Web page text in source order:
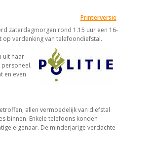
Printerversie
zaterdagmorgen rond 1.15 uur een 16-
verdenking van telefoondiefstal.
uit haar
en even
allen vermoedelijk van diefstal
binnen. Enkele telefoons konden
eigenaar. De minderjarige verdachte